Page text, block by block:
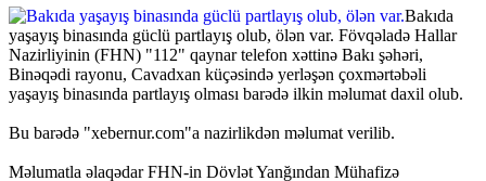
Bakıda
yaşayış binasında güclü partlayış olub, ölən var. Fövqəladə Hallar
Nazirliyinin (FHN) "112" qaynar telefon xəttinə Bakı şəhəri,
Binəqədi rayonu, Cavadxan küçəsində yerləşən çoxmərtəbəli
yaşayış binasında partlayış olması barədə ilkin məlumat daxil olub.
Bu barədə "xebernur.com"a nazirlikdən məlumat verilib.
Məlumatla əlaqədar FHN-in Dövlət Yanğından Mühafizə